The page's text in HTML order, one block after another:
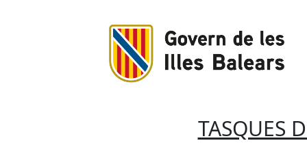
TASQUES